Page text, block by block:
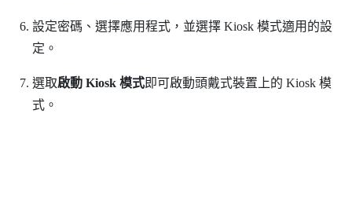
設定密碼、選擇應用程式，並選擇 Kiosk 模式適用的設
定。
選取啟動 Kiosk 模式即可啟動頭戴式裝置上的 Kiosk 模
式。